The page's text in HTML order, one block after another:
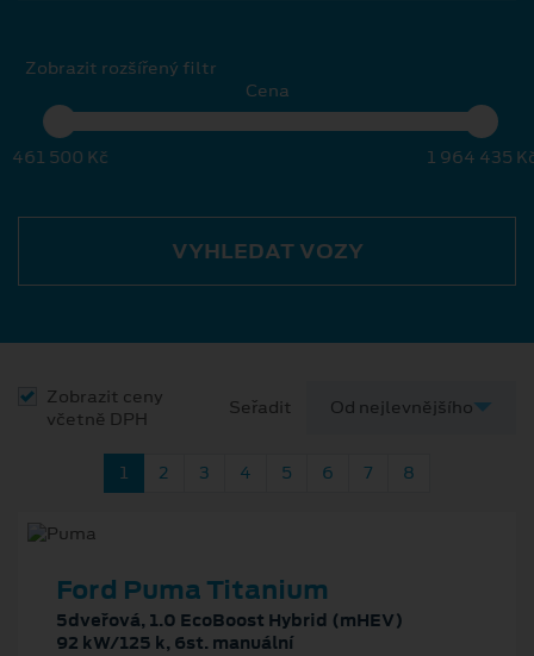
Zobrazit rozšířený filtr
Cena
461 500 Kč 1 964 435
VYHLEDAT VOZY
Zobrazit ceny
včetně DPH
Seřadit
1 2 3 4 5 6 7 8
Ford Puma Titanium
5dveřová, 1.0 EcoBoost Hybrid (mHEV)
92 kW/125 k, 6st. manuální